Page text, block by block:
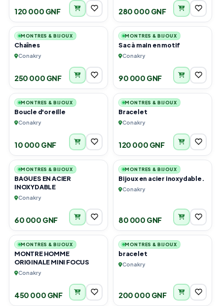
120 000 GNF 280 000 GNF
6
MONTRES & BIJOUX
Chaînes
Conakry
250 000 GNF
2
MONTRES & BIJOUX
Sac à main en motif
Conakry
90 000 GNF
3
MONTRES & BIJOUX
Boucle d'oreille
Conakry
10 000 GNF
3
MONTRES & BIJOUX
Bracelet
Conakry
120 000 GNF
4
MONTRES & BIJOUX
BAGUES EN ACIER
INOXYDABLE
Conakry
60 000 GNF
6
MONTRES & BIJOUX
Bijoux en acier inoxydable.
Conakry
80 000 GNF
5
MONTRES & BIJOUX
MONTRE HOMME
ORIGINALE MINI FOCUS
Conakry
450 000 GNF
6
MONTRES & BIJOUX
bracelet
Conakry
200 000 GNF
1 4